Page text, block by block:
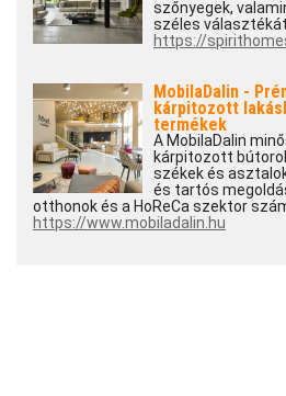
szőnyegek,
széles választékát
https://
MobilaDalin -
kárpitozott
termékek
A MobilaDalin
kárpitozott
székek és
és tartós
otthonok és a HoReCa szektor
https://www.mobiladalin.hu